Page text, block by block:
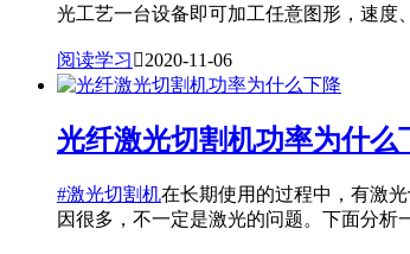
光工艺一台设备即可加工任意图形，速度
阅读学习 2020-11-06
光纤激光切割机功率为什么
#激光切割机在长期使用的过程中，有激
因很多，不一定是激光的问题。下面分析